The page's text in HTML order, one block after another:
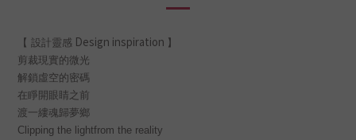
【 設計靈感 Design inspiration 】
剪裁現實的微光
解鎖虛空的密碼
在睜開眼睛之前
渡一縷魂歸夢鄉
Clipping the lightfrom the reality